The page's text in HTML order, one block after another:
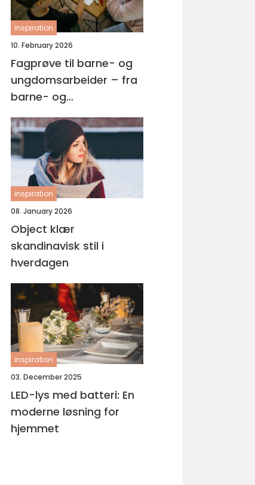
inspiration
10. February 2026
Fagprøve til barne- og
ungdomsarbeider – fra
barne- og
ungdsomarbeiderfaget
VG2 til fagbrev
inspiration
08. January 2026
Object klær
skandinavisk stil i
hverdagen
inspiration
03. December 2025
LED-lys med batteri: En
moderne løsning for
hjemmet